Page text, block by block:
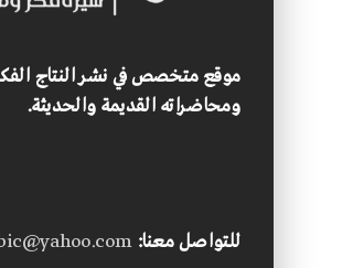
موقع متخصص في نشر النتاج
ومحاضراته القديمة والحديثة.
للتواصل معنا: